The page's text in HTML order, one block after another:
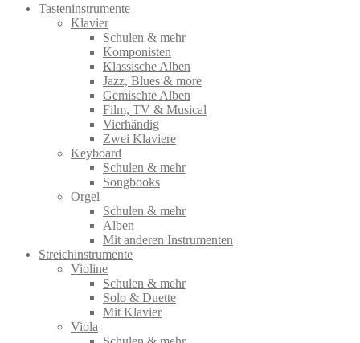
Tasteninstrumente
Klavier
Schulen & mehr
Komponisten
Klassische Alben
Jazz, Blues & more
Gemischte Alben
Film, TV & Musical
Vierhändig
Zwei Klaviere
Keyboard
Schulen & mehr
Songbooks
Orgel
Schulen & mehr
Alben
Mit anderen Instrumenten
Streichinstrumente
Violine
Schulen & mehr
Solo & Duette
Mit Klavier
Viola